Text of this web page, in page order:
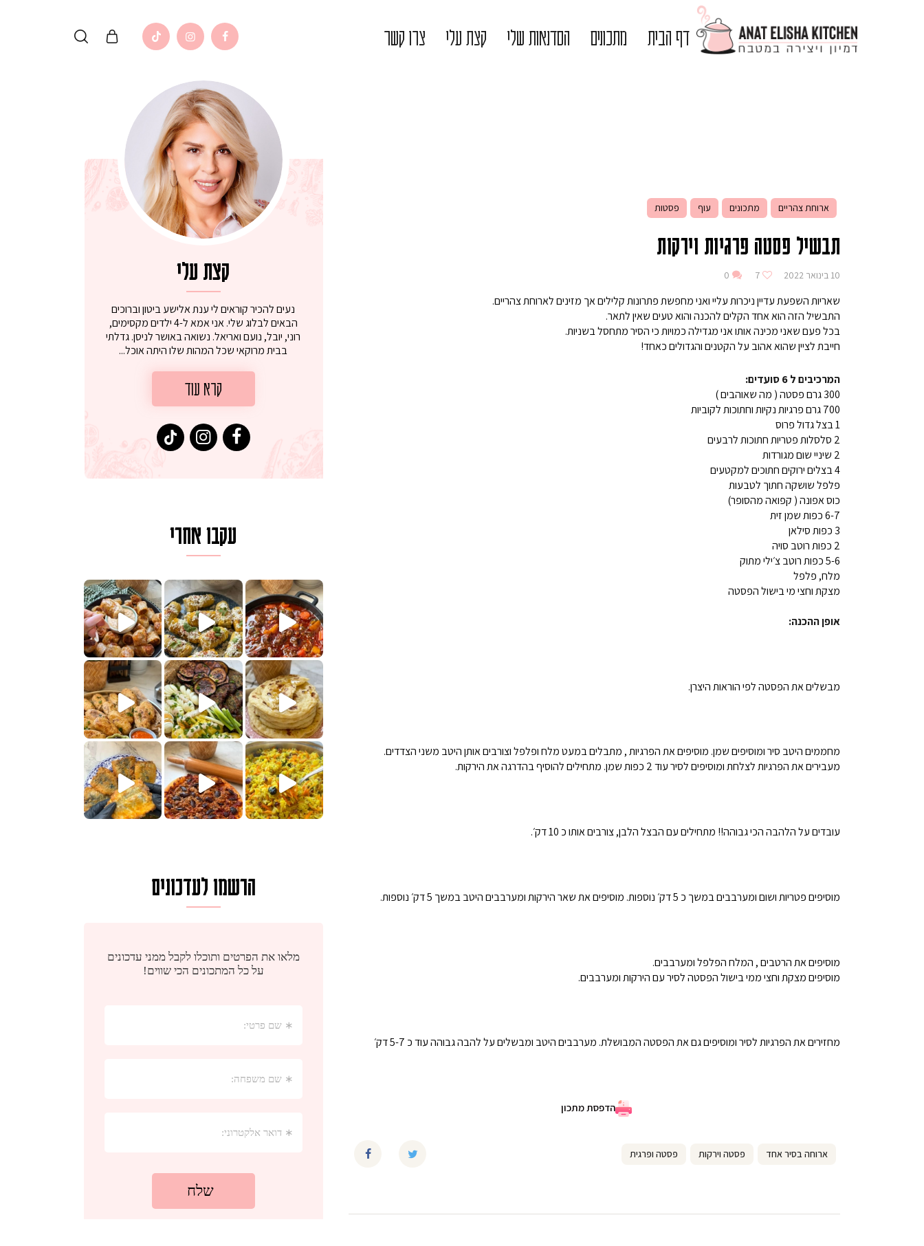
דף הבית מתכונים הסדנאות שלי קצת עלי צרו קשר
ארוחת צהריים מתכונים עוף פסטות
תבשיל פסטה פרגיות וירקות
10 בינואר 2022 7
0
שאריות השפעת עדיין ניכרות עליי ואני מחפשת פתרונות קלילים אך מזינים לארוחת צהריים.
התבשיל הזה הוא אחד הקלים להכנה והוא טעים שאין לתאר.
בכל פעם שאני מכינה אותו אני מגדילה כמויות כי הסיר מתחסל בשניות.
חייבת לציין שהוא אהוב על הקטנים והגדולים כאחד!
המרכיבים ל 6 סועדים:
300 גרם פסטה ( מה שאוהבים )
700 גרם פרגיות נקיות וחתוכות לקוביות
1 בצל גדול פרוס
2 סלסלות פטריות חתוכות לרבעים
2 שיניי שום מגורדות
4 בצלים ירוקים חתוכים למקטעים
פלפל שושקה חתוך לטבעות
כוס אפונה ( קפואה מהסופר)
6-7 כפות שמן זית
3 כפות סילאן
2 כפות רוטב סויה
5-6 כפות רוטב צ׳ילי מתוק
מלח, פלפל
מצקת וחצי מי בישול הפסטה
אופן ההכנה:
מבשלים את הפסטה לפי הוראות היצרן.
מחממים היטב סיר ומוסיפים שמן. מוסיפים את הפרגיות , מתבלים במעט מלח ופלפל וצורבים אותן היטב משני הצדדים.
מעבירים את הפרגיות לצלחת ומוסיפים לסיר עוד 2 כפות שמן. מתחילים להוסיף בהדרגה את הירקות.
עובדים על הלהבה הכי גבוהה!! מתחילים עם הבצל הלבן, צורבים אותו כ 10 דק׳.
מוסיפים פטריות ושום ומערבבים במשך כ 5 דק׳ נוספות. מוסיפים את שאר הירקות ומערבבים היטב במשך 5 דק׳ נוספות.
מוסיפים את הרטבים , המלח הפלפל ומערבבים.
מוסיפים מצקת וחצי ממי בישול הפסטה לסיר עם הירקות ומערבבים.
מחזירים את הפרגיות לסיר ומוסיפים גם את הפסטה המבושלת. מערבבים היטב ומבשלים על להבה גבוהה עוד כ 5-7 דק׳
הדפסת מתכון
ארוחה בסיר אחד פסטה וירקות פסטה ופרגית
קצת עלי
נעים להכיר קוראים לי ענת אלישע ביטון וברוכים
הבאים לבלוג שלי. אני אמא ל-4 ילדים מקסימים,
רוני, יובל, נועם ואריאל. נשואה באושר לניסן. גדלתי
בבית מרוקאי שכל המהות שלו היתה אוכל...
קרא עוד
עקבו אחרי
. גולש המר
קלחי תירס צרובים על מחבת עם גבינה בולגרית מעודנת מ
נשנושי פרגיות קריספיים ממכרים שמכינים בכמה דקות עב
לחם מחבת שהוא שילוב של מופלטה וספינז׳, רעיון מעולאז מה בשבילכם? בפ
פסטל טוניסאי לתשעת הימים, חשבתי מה לחדש לכם ונראה
אורז יצירתי לתשעת הימים ולכבוד שבת קודש למתכון
פיצה של תשעת הימים ולמה היא נקראת ככה? ההסבר בסרטו
מז׳ווז׳ין או בתרגום לעברית, מחותניםמתכון ראש
הרשמו לעדכונים